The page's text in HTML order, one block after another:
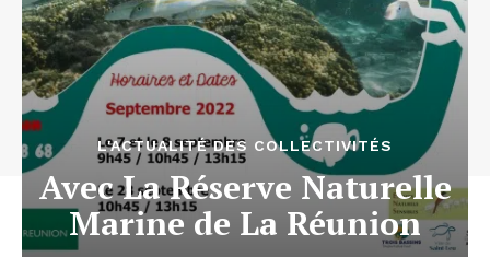
L'ACTUALITÉ DES COLLECTIVITÉS
Avec La Réserve Naturelle
Marine de La Réunion